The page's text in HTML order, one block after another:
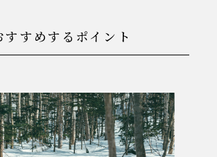
すすめするポイント